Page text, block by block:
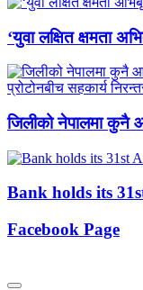
‘युवा लक्षित क्षमता
जिलीको नेपालमा कुनै
Bank holds its
Facebook Page